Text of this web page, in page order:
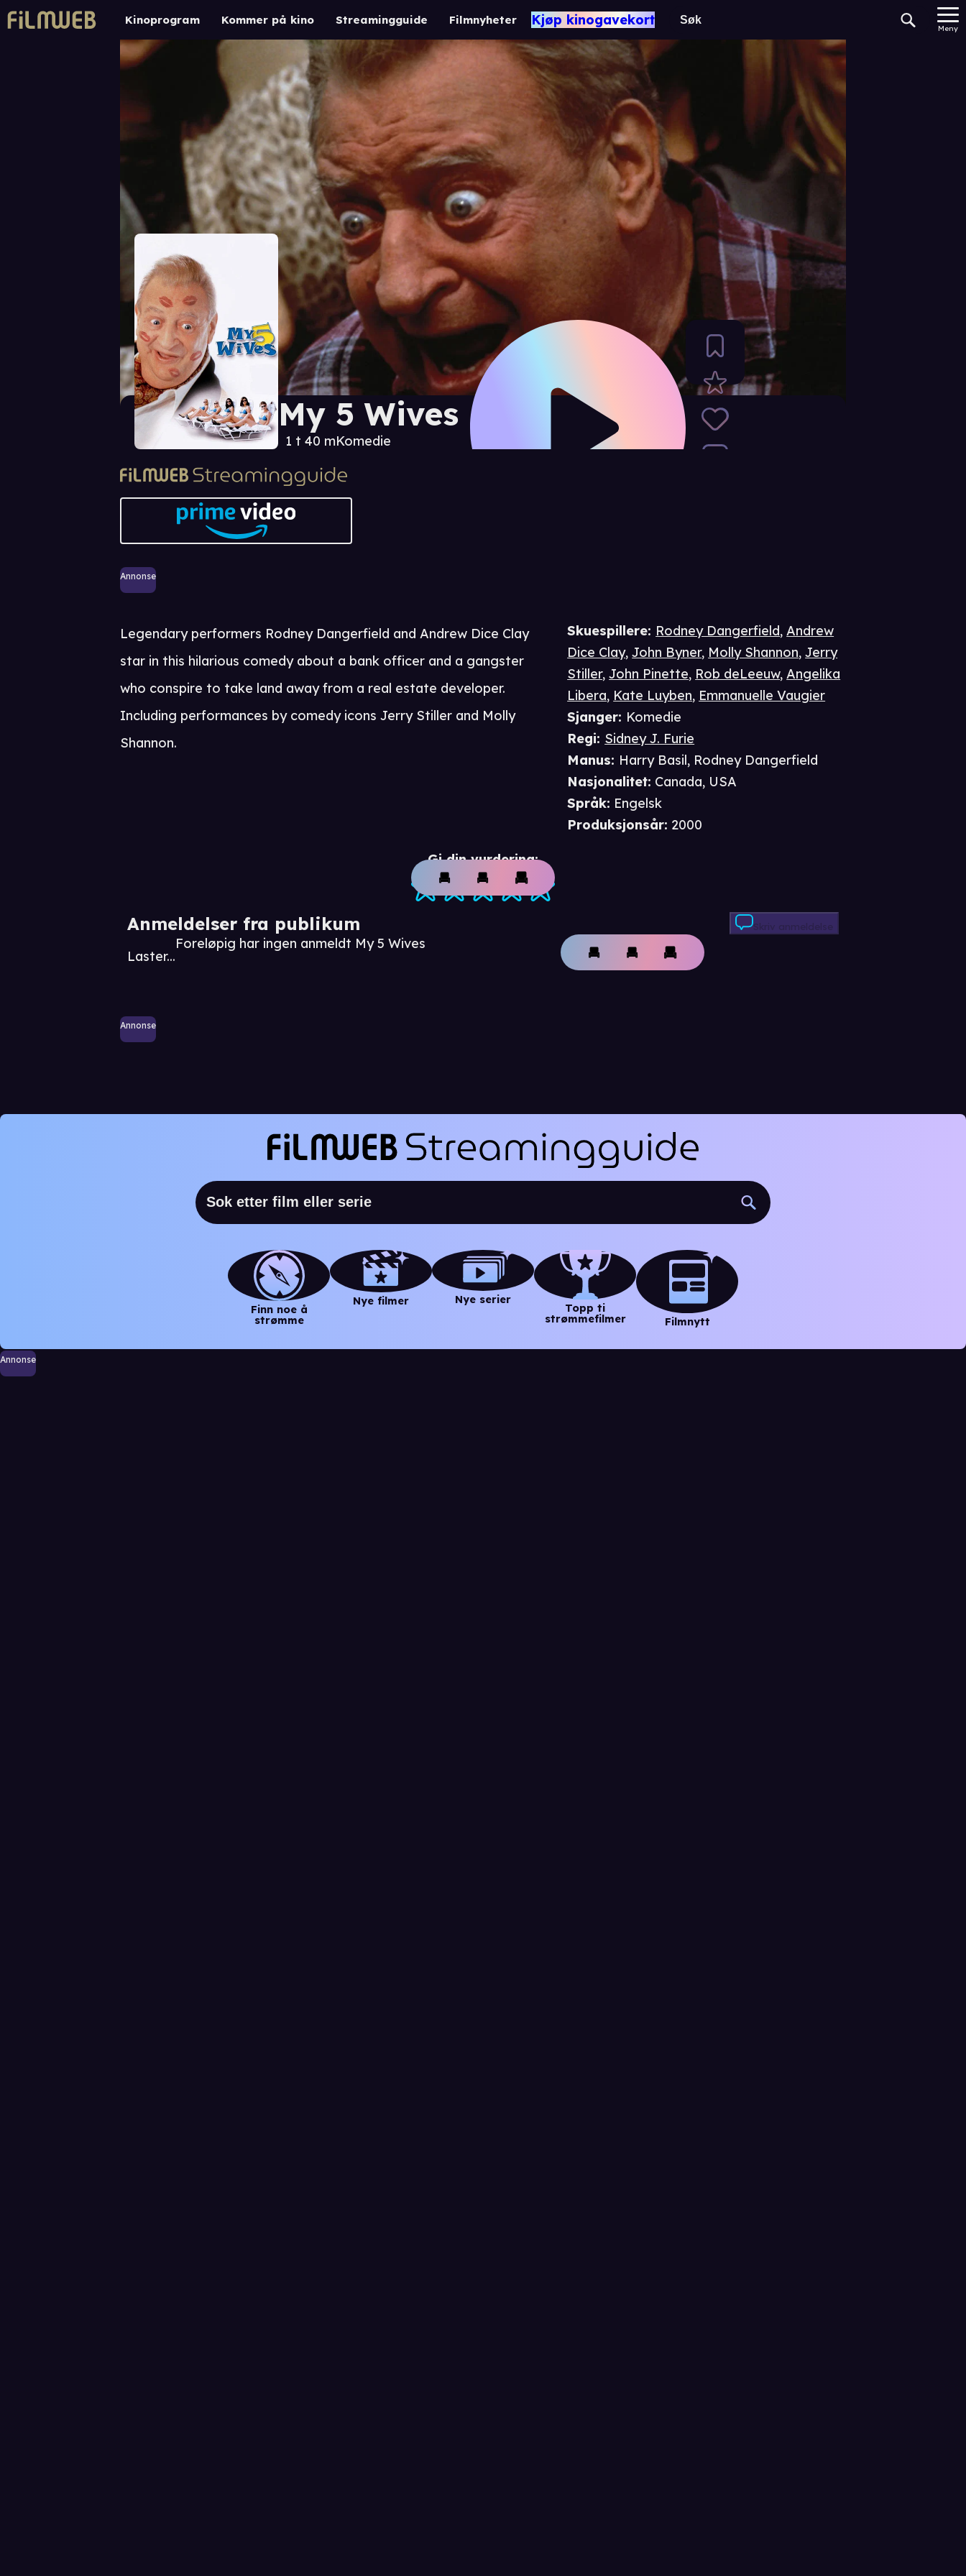
Kinoprogram Kommer på kino Streamingguide Filmnyheter Kjøp kinogavekort
Meny
My 5 Wives
1 t 40 mKomedie
Annonse
Gi din vurdering:
Anmeldelser fra publikum
Laster...
Foreløpig har ingen anmeldt My 5 Wives
Skriv anmeldelse
Annonse
Skuespillere: Rodney Dangerfield,Andrew
Dice Clay,John Byner, Molly Shannon,Jerry
Stiller,John Pinette, Rob deLeeuw,Angelika
Libera, Kate Luyben, Emmanuelle Vaugier
Sjanger: Komedie
Regi: Sidney J. Furie
Manus: Harry Basil, Rodney Dangerfield
Nasjonalitet: Canada, USA
Språk: Engelsk
Produksjonsår: 2000
Legendary performers Rodney Dangerfield and Andrew Dice Clay
star in this hilarious comedy about a bank officer and a gangster
who conspire to take land away from a real estate developer.
Including performances by comedy icons Jerry Stiller and Molly
Shannon.
Finn noe å
strømme
Nye filmer Nye serier
Topp ti
strømmefilmer
Filmnytt
Annonse